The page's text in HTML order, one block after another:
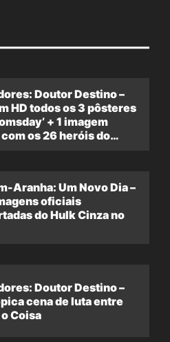
Doutor Destino –
HD todos os 3 pôsteres
+ 1 imagem
os 26 heróis do
Aranha: Um Novo Dia –
oficiais
do Hulk Cinza no
Doutor Destino –
cena de luta entre
Coisa